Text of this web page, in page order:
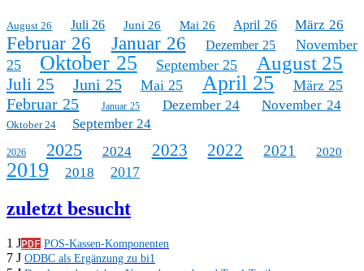
August 26 Juli 26 Juni 26 Mai 26 April 26 März 26
Februar 26 Januar 26 Dezember 25
November
25
Oktober 25 September 25 August 25
Juli 25 Juni 25 Mai 25 April 25 März 25
Februar 25 Januar 25 Dezember 24 November 24
Oktober 24 September 24
2026 2025 2024 2023 2022 2021 2020
2019 2018 2017
zuletzt besucht
1 JPDF POS-Kassen-Komponenten
7 J ODBC als Ergänzung zu bi1